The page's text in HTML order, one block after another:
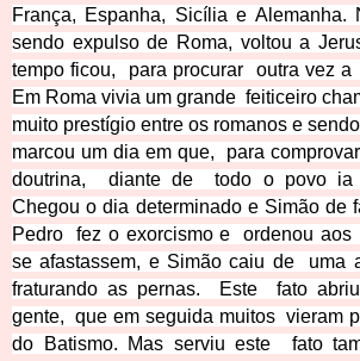
França, Espanha, Sicília e Alemanha.
sendo expulso de Roma, voltou a
tempo ficou,  para procurar  outra vez a
Em Roma vivia um grande  feiticeiro
muito prestígio entre os romanos e
marcou um dia em que,  para
doutrina,  diante de  todo o povo ia
Chegou o dia determinado e Simão de
Pedro  fez o exorcismo e  ordenou aos
se afastassem, e Simão caiu de  uma
fraturando as pernas.  Este  fato
gente,  que em seguida muitos  vieram
do Batismo. Mas serviu este  fato